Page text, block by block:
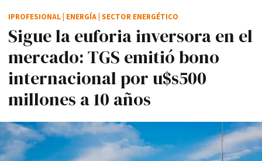
Sigue la euforia inversora en el
mercado: TGS emitió bono
internacional por u$s500
millones a 10 años
IPROFESIONAL ENERGÍA SECTOR ENERGÉTICO